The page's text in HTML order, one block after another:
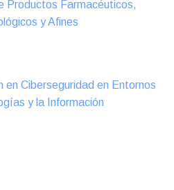
Productos Farmacéuticos,
y Afines
en Ciberseguridad en Entornos
y la Información